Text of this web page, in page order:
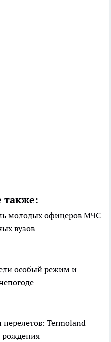
также:
молодых офицеров МЧС
вузов
особый режим и
перелетов: Termoland
рождения